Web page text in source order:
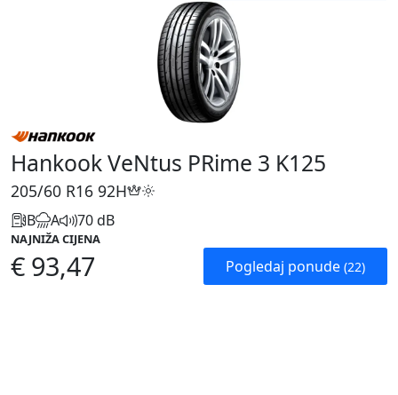
Hankook VeNtus PRime 3 K125
205/60 R16 92H
B A 70 dB
NAJNIŽA CIJENA
€ 93,47 Pogledaj ponude (22)